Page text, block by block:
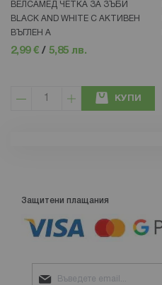
ВЕЛСАМЕД ЧЕТКА ЗА ЗЪБИ
BLACK AND WHITE С АКТИВЕН
ВЪГЛЕН А
2,99 € / 5,85 лв.
КУПИ
Защитени плащания